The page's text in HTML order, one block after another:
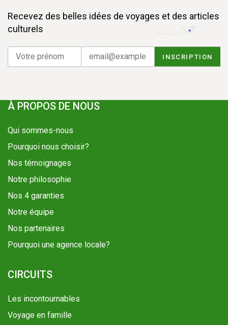
Recevez des belles idées de voyages et des articles
culturels
À PROPOS DE NOUS
Qui sommes-nous
Pourquoi nous choisir?
Nos témoignages
Notre philosophie
Nos 4 garanties
Notre équipe
Nos partenaires
Pourquoi une agence locale?
CIRCUITS
Les incontournables
Voyage en famille